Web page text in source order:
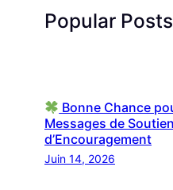
Popular Posts
Bonne Chance
Messages de
d’Encouragement
Juin 14, 2026